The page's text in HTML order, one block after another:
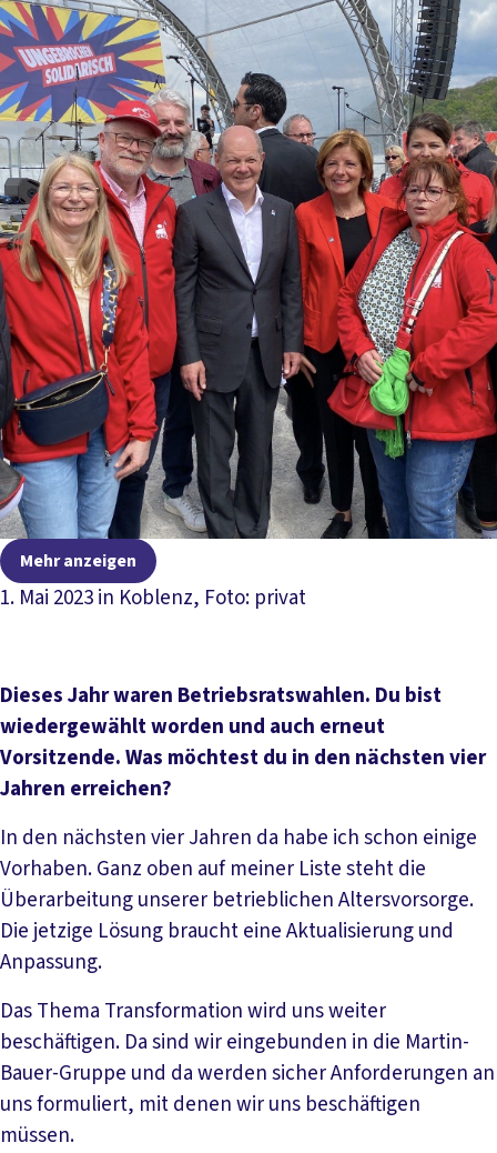
Mehr anzeigen
1. Mai 2023 in Koblenz, Foto: privat
Dieses Jahr waren Betriebsratswahlen. Du bist
wiedergewählt worden und auch erneut
Vorsitzende. Was möchtest du in den nächsten vier
Jahren erreichen?
In den nächsten vier Jahren da habe ich schon einige
Vorhaben. Ganz oben auf meiner Liste steht die
Überarbeitung unserer betrieblichen Altersvorsorge.
Die jetzige Lösung braucht eine Aktualisierung und
Anpassung.
Das Thema Transformation wird uns weiter
beschäftigen. Da sind wir eingebunden in die Martin-
Bauer-Gruppe und da werden sicher Anforderungen an
uns formuliert, mit denen wir uns beschäftigen
müssen.